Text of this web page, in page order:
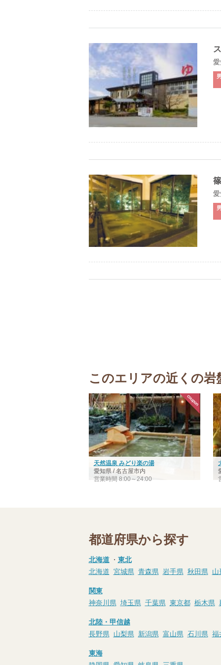
このエリアの近くの岩
天然温泉 みどり楽の湯
愛知県 / 名古屋市内
営業時間 8:00～24:00
都道府県から探す
北海道・ 東北
北海道 宮城県 青森県 岩手県 秋田県 山
関東
神奈川県 埼玉県 千葉県 東京都 栃木県
北陸・甲信越
長野県 山梨県 新潟県 富山県 石川県 福
東海